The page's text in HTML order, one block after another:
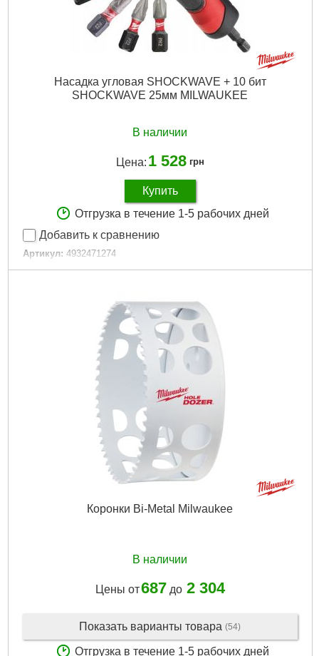
Насадка угловая SHOCKWAVE + 10 бит
SHOCKWAVE 25мм MILWAUKEE
В наличии
Цена: 1 528 грн
Купить
Отгрузка в течение 1-5 рабочих дней
Добавить к сравнению
Артикул: 4932471274
Код товара: 26.72.05
Ударное
Габариты упаковки:
207x121x38 мм
Подробнее...
Коронки Bi-Metal Milwaukee
В наличии
Цены от687 до 2 304
Показать варианты товара (54)
Отгрузка в течение 1-5 рабочих дней